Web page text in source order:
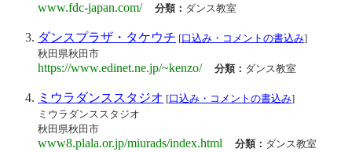
www.fdc-japan.com/ 分類： ダンス教室
ダンスプラザ・タケウチ [口込み・コメントの書込み]
秋田県秋田市
https://www.edinet.ne.jp/~kenzo/ 分類： ダンス教室
ミウラダンススタジオ [口込み・コメントの書込み]
ミウラダンススタジオ
秋田県秋田市
www8.plala.or.jp/miurads/index.html 分類： ダンス教室